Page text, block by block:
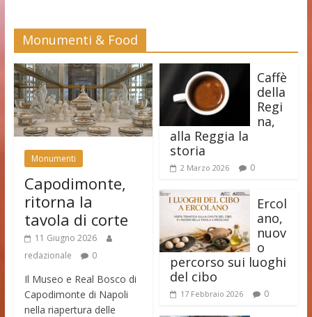
Monumenti & Food
Monumenti
Capodimonte,
ritorna la
tavola di corte
11 Giugno 2026
redazionale
0
Il Museo e Real Bosco di
Capodimonte di Napoli
nella riapertura delle
Caffè
della
Regi
na,
alla Reggia la
storia
2 Marzo 2026 0
Ercol
ano,
nuov
o
percorso sui luoghi
del cibo
17 Febbraio 2026 0